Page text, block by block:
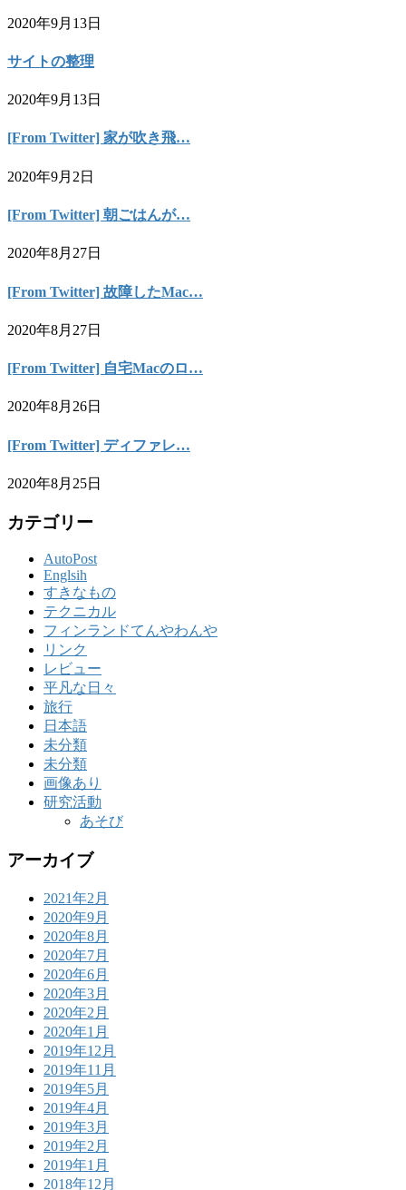
2020年9月13日
サイトの整理
2020年9月13日
[From Twitter] 家が吹き飛…
2020年9月2日
[From Twitter] 朝ごはんが…
2020年8月27日
[From Twitter] 故障したMac…
2020年8月27日
[From Twitter] 自宅Macのロ…
2020年8月26日
[From Twitter] ディファレ…
2020年8月25日
カテゴリー
AutoPost
Englsih
すきなもの
テクニカル
フィンランドてんやわんや
リンク
レビュー
平凡な日々
旅行
日本語
未分類
未分類
画像あり
研究活動
あそび
アーカイブ
2021年2月
2020年9月
2020年8月
2020年7月
2020年6月
2020年3月
2020年2月
2020年1月
2019年12月
2019年11月
2019年5月
2019年4月
2019年3月
2019年2月
2019年1月
2018年12月